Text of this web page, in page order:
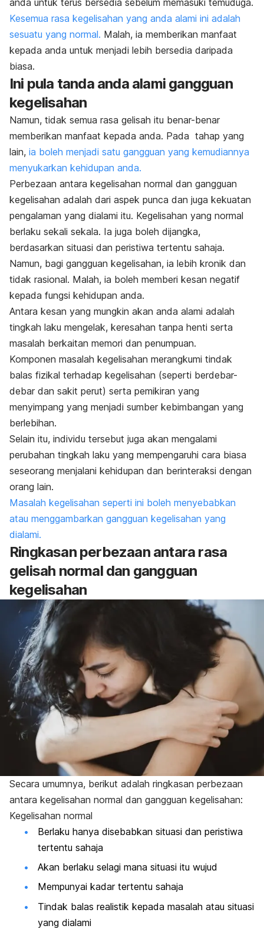
Kesemua rasa kegelisahan yang anda alami ini adalah
sesuatu yang normal. Malah, ia memberikan manfaat
kepada anda untuk menjadi lebih bersedia daripada
biasa.
Ini pula tanda anda alami gangguan
kegelisahan
Namun, tidak semua rasa gelisah itu benar-benar
memberikan manfaat kepada anda. Pada tahap yang
lain, ia boleh menjadi satu gangguan yang kemudiannya
menyukarkan kehidupan anda.
Perbezaan antara kegelisahan normal dan gangguan
kegelisahan adalah dari aspek punca dan juga kekuatan
pengalaman yang dialami itu. Kegelisahan yang normal
berlaku sekali sekala. Ia juga boleh dijangka,
berdasarkan situasi dan peristiwa tertentu sahaja.
Namun, bagi gangguan kegelisahan, ia lebih kronik dan
tidak rasional. Malah, ia boleh memberi kesan negatif
kepada fungsi kehidupan anda.
Antara kesan yang mungkin akan anda alami adalah
tingkah laku mengelak, keresahan tanpa henti serta
masalah berkaitan memori dan penumpuan.
Komponen masalah kegelisahan merangkumi tindak
balas fizikal terhadap kegelisahan (seperti berdebar-
debar dan sakit perut) serta pemikiran yang
menyimpang yang menjadi sumber kebimbangan yang
berlebihan.
Selain itu, individu tersebut juga akan mengalami
perubahan tingkah laku yang mempengaruhi cara biasa
seseorang menjalani kehidupan dan berinteraksi dengan
orang lain.
Masalah kegelisahan seperti ini boleh menyebabkan
atau menggambarkan gangguan kegelisahan yang
dialami.
Ringkasan perbezaan antara rasa
gelisah normal dan gangguan
kegelisahan
Secara umumnya, berikut adalah ringkasan perbezaan
antara kegelisahan normal dan gangguan kegelisahan:
Kegelisahan normal
Berlaku hanya disebabkan situasi dan peristiwa
tertentu sahaja
Akan berlaku selagi mana situasi itu wujud
Mempunyai kadar tertentu sahaja
Tindak balas realistik kepada masalah atau situasi
yang dialami